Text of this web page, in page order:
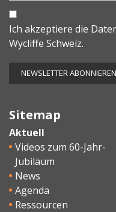
Ich akzeptiere die
Wycliffe Schweiz.
Sitemap
Aktuell
Videos zum 60-Jahr-
Jubiläum
News
Agenda
Ressourcen